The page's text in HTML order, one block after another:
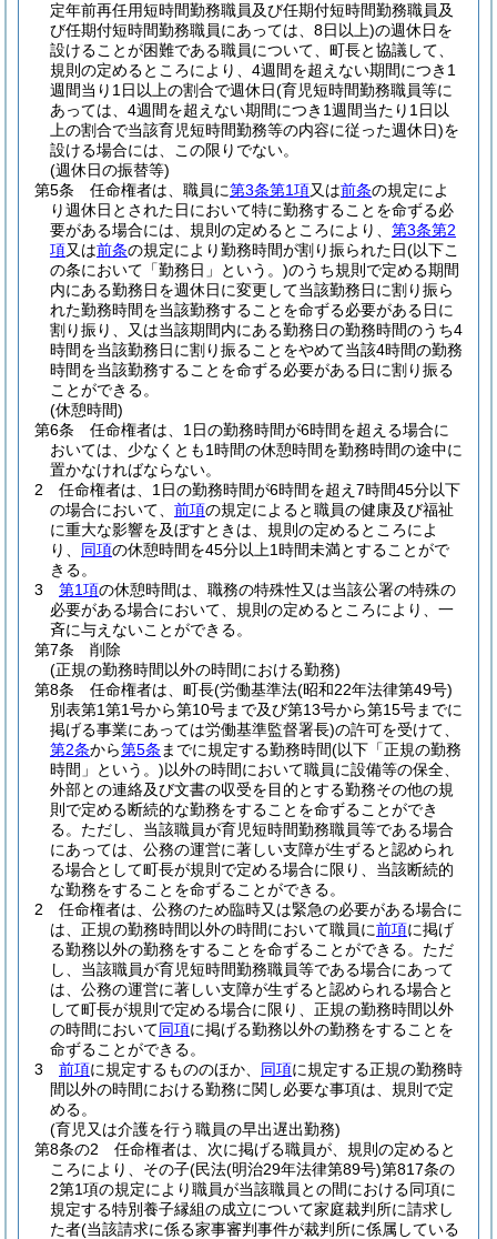
定年前再任用短時間勤務職員及び任期付短時間勤務職員及
び任期付短時間勤務職員にあっては、8日以上)の週休日を
設けることが困難である職員について、町長と協議して、
規則の定めるところにより、4週間を超えない期間につき1
週間当り1日以上の割合で週休日(育児短時間勤務職員等に
あっては、4週間を超えない期間につき1週間当たり1日以
上の割合で当該育児短時間勤務等の内容に従った週休日)を
設ける場合には、この限りでない。
(週休日の振替等)
第5条
任命権者は、職員に第3条第1項又は前条の規定によ
り週休日とされた日において特に勤務することを命ずる必
要がある場合には、規則の定めるところにより、 第3条第2
項又は前条の規定により勤務時間が割り振られた日(以下こ
の条において「勤務日」という。)のうち規則で定める期間
内にある勤務日を週休日に変更して当該勤務日に割り振ら
れた勤務時間を当該勤務することを命ずる必要がある日に
割り振り、又は当該期間内にある勤務日の勤務時間のうち4
時間を当該勤務日に割り振ることをやめて当該4時間の勤務
時間を当該勤務することを命ずる必要がある日に割り振る
ことができる。
(休憩時間)
第6条
任命権者は、1日の勤務時間が6時間を超える場合に
おいては、少なくとも1時間の休憩時間を勤務時間の途中に
置かなければならない。
2
任命権者は、1日の勤務時間が6時間を超え7時間45分以下
の場合において、 前項の規定によると職員の健康及び福祉
に重大な影響を及ぼすときは、規則の定めるところによ
り、 同項の休憩時間を45分以上1時間未満とすることがで
きる。
3
第1項の休憩時間は、職務の特殊性又は当該公署の特殊の
必要がある場合において、規則の定めるところにより、一
斉に与えないことができる。
第7条
削除
(正規の勤務時間以外の時間における勤務)
第8条
任命権者は、町長(労働基準法(昭和22年法律第49号)
別表第1第1号から第10号まで及び第13号から第15号までに
掲げる事業にあっては労働基準監督署長)の許可を受けて、
第2条から第5条 までに規定する勤務時間(以下「正規の勤務
時間」という。)以外の時間において職員に設備等の保全、
外部との連絡及び文書の収受を目的とする勤務その他の規
則で定める断続的な勤務をすることを命ずることができ
る。 ただし、当該職員が育児短時間勤務職員等である場合
にあっては、公務の運営に著しい支障が生ずると認められ
る場合として町長が規則で定める場合に限り、当該断続的
な勤務をすることを命ずることができる。
2
任命権者は、公務のため臨時又は緊急の必要がある場合に
は、正規の勤務時間以外の時間において職員に前項に掲げ
る勤務以外の勤務をすることを命ずることができる。 ただ
し、当該職員が育児短時間勤務職員等である場合にあって
は、公務の運営に著しい支障が生ずると認められる場合と
して町長が規則で定める場合に限り、正規の勤務時間以外
の時間において同項に掲げる勤務以外の勤務をすることを
命ずることができる。
3
前項に規定するもののほか、 同項に規定する正規の勤務時
間以外の時間における勤務に関し必要な事項は、規則で定
める。
(育児又は介護を行う職員の早出遅出勤務)
第8条の2
任命権者は、次に掲げる職員が、規則の定めると
ころにより、その子(民法(明治29年法律第89号)第817条の
2第1項の規定により職員が当該職員との間における同項に
規定する特別養子縁組の成立について家庭裁判所に請求し
た者(当該請求に係る家事審判事件が裁判所に係属している